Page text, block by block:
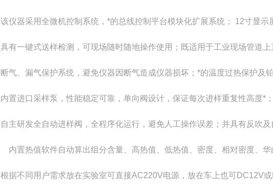
该仪器采用全微机控制系统，*的总线控制平台模块化扩展系统； 12寸显示
具有一键式送样检测，可现场随时随地操作使用；既适用于工业现场管道
断气、漏气保护系统，避免仪器因断气造成仪器损坏；*的温度过热保护及
内置进口采样泵，性能稳定可靠，单向阀设计，保证每次进样重复性高度*；
自主研发全自动进样阀，全程序化运行，避免人工操作误差；并具有反吹
内置热值软件自动算出组分含量、高热值、低热值、密度、相对密度、华
根据不同用户需求放在实验室可直接AC220V电源，放在车上也可DC12V